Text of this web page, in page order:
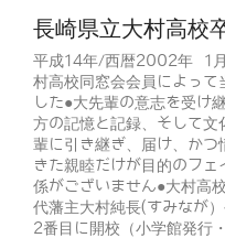
長崎県立大村高校
平成14年/西暦2002年 1
村高校同窓会会員によって
した●大先輩の意志を受け
方の記憶と記録、そして文
輩に引き継ぎ、届け、か
きた親睦だけが目的のフ
係がございません●大村高
代藩主大村純長(すみなが
2番目に開校（小学館発行